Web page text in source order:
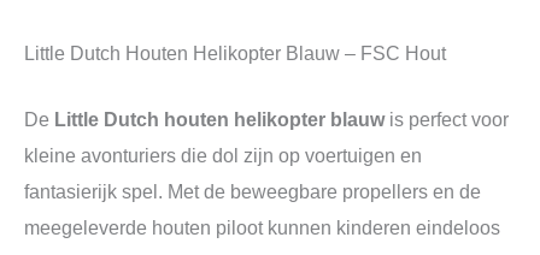
Little Dutch Houten Helikopter Blauw – FSC Hout
De Little Dutch houten helikopter blauwis perfect voor
kleine avonturiers die dol zijn op voertuigen en
fantasierijk spel. Met de beweegbare propellers en de
meegeleverde houten piloot kunnen kinderen eindeloos